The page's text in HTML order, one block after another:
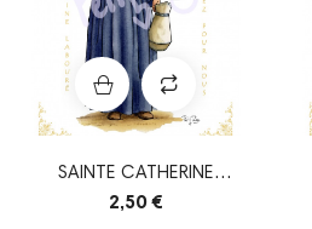
SAINTE CATHERINE
LABOURÉ
2,50 €